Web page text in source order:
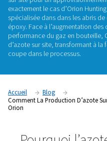
Les opérations de
auxiliaires pour obtenir
lorsqu’il s’agit de
Alors que l’azote en
de plus en plus de
exactement le cas
époxy. Face à
performance du gaz en
coupe dans le processus.